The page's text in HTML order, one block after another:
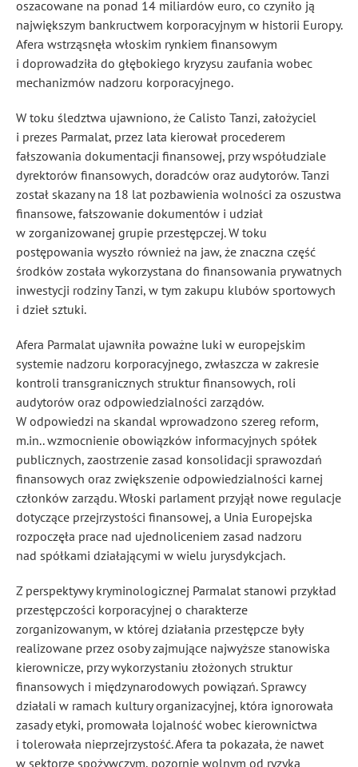
oszacowane na ponad 14 miliardów euro, co czyniło ją
największym bankructwem korporacyjnym w historii Europy.
Afera wstrząsnęła włoskim rynkiem finansowym
i doprowadziła do głębokiego kryzysu zaufania wobec
mechanizmów nadzoru korporacyjnego.
W toku śledztwa ujawniono, że Calisto Tanzi, założyciel
i prezes Parmalat, przez lata kierował procederem
fałszowania dokumentacji finansowej, przy współudziale
dyrektorów finansowych, doradców oraz audytorów. Tanzi
został skazany na 18 lat pozbawienia wolności za oszustwa
finansowe, fałszowanie dokumentów i udział
w zorganizowanej grupie przestępczej. W toku
postępowania wyszło również na jaw, że znaczna część
środków została wykorzystana do finansowania prywatnych
inwestycji rodziny Tanzi, w tym zakupu klubów sportowych
i dzieł sztuki.
Afera Parmalat ujawniła poważne luki w europejskim
systemie nadzoru korporacyjnego, zwłaszcza w zakresie
kontroli transgranicznych struktur finansowych, roli
audytorów oraz odpowiedzialności zarządów.
W odpowiedzi na skandal wprowadzono szereg reform,
m.in.. wzmocnienie obowiązków informacyjnych spółek
publicznych, zaostrzenie zasad konsolidacji sprawozdań
finansowych oraz zwiększenie odpowiedzialności karnej
członków zarządu. Włoski parlament przyjął nowe regulacje
dotyczące przejrzystości finansowej, a Unia Europejska
rozpoczęła prace nad ujednoliceniem zasad nadzoru
nad spółkami działającymi w wielu jurysdykcjach.
Z perspektywy kryminologicznej Parmalat stanowi przykład
przestępczości korporacyjnej o charakterze
zorganizowanym, w której działania przestępcze były
realizowane przez osoby zajmujące najwyższe stanowiska
kierownicze, przy wykorzystaniu złożonych struktur
finansowych i międzynarodowych powiązań. Sprawcy
działali w ramach kultury organizacyjnej, która ignorowała
zasady etyki, promowała lojalność wobec kierownictwa
i tolerowała nieprzejrzystość. Afera ta pokazała, że nawet
w sektorze spożywczym, pozornie wolnym od ryzyka